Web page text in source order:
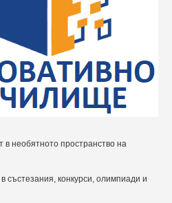
в необятното пространство на
състезания, конкурси, олимпиади и